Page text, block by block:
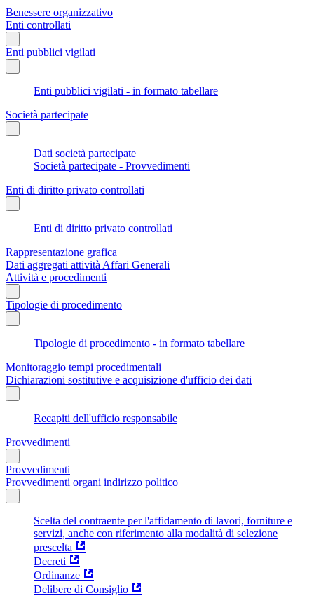
Benessere organizzativo
Enti controllati
Enti pubblici vigilati
Enti pubblici vigilati - in formato tabellare
Società partecipate
Dati società partecipate
Società partecipate - Provvedimenti
Enti di diritto privato controllati
Enti di diritto privato controllati
Rappresentazione grafica
Dati aggregati attività Affari Generali
Attività e procedimenti
Tipologie di procedimento
Tipologie di procedimento - in formato tabellare
Monitoraggio tempi procedimentali
Dichiarazioni sostitutive e acquisizione d'ufficio dei dati
Recapiti dell'ufficio responsabile
Provvedimenti
Provvedimenti
Provvedimenti organi indirizzo politico
Scelta del contraente per l'affidamento di lavori, forniture e
servizi, anche con riferimento alla modalità di selezione
prescelta
Decreti
Ordinanze
Delibere di Consiglio